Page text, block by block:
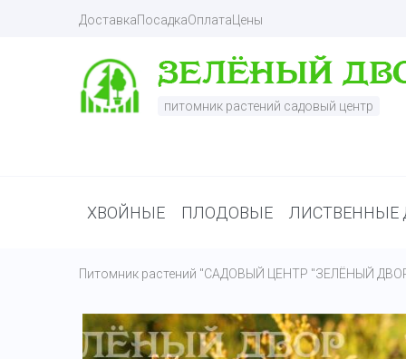
ДоставкаПосадкаОплатаЦены
питомник растений садовый центр
ХВОЙНЫЕ ПЛОДОВЫЕ ЛИСТВЕННЫЕ
Питомник растений "САДОВЫЙ ЦЕНТР "ЗЕЛЁНЫЙ